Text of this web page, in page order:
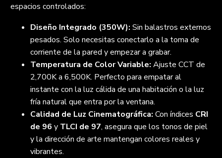
espacios controlados:
Diseño Integrado (350W): Sin balastros externos
pesados. Solo necesitas conectarlo a la toma de
corriente de la pared y empezar a grabar.
Temperatura de Color Variable: Ajuste CCT de
2,700K a 6,500K. Perfecto para empatar al
instante con la luz cálida de una habitación o la luz
fría natural que entra por la ventana.
Calidad de Luz Cinematográfica: Con índices CRI
de 96 y TLCI de 97, asegura que los tonos de piel
y la dirección de arte mantengan colores reales y
vibrantes.